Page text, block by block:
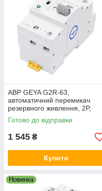
АВР GEYA G2R-63,
автоматичний перемикач
резервного живлення, 2P,
63A, 230V (ATS)
Готово до відправки
1 545 ₴
Купити
Новинка